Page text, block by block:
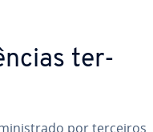
ter­
por terceiros